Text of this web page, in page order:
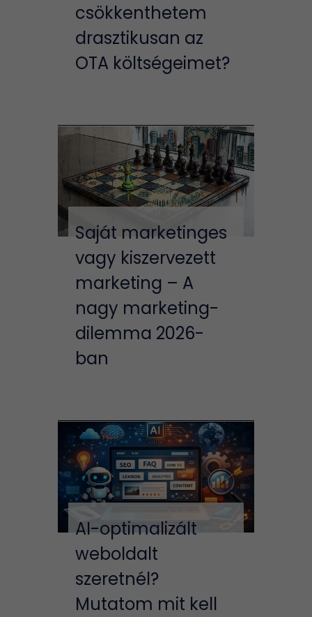
csökkenthetem
drasztikusan az
OTA költségeimet?
Saját marketinges
vagy kiszervezett
marketing – A
nagy marketing-
dilemma 2026-
ban
AI-optimalizált
weboldalt
szeretnél?
Mutatom mit kell